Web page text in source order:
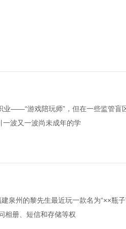
——“游戏陪玩师”，但在一些监管盲
一波又一波尚未成年的学
泉州的黎先生最近玩一款名为“××瓶子
相册、短信和存储等权